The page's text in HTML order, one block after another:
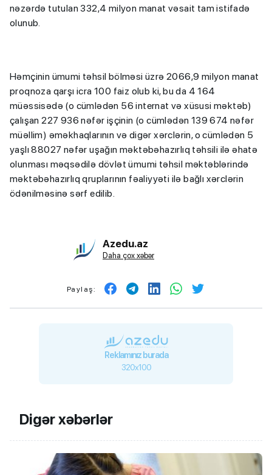
nəzərdə tutulan 332,4 milyon manat vəsait tam istifadə
olunub.
Həmçinin ümumi təhsil bölməsi üzrə 2066,9 milyon manat
proqnoza qarşı icra 100 faiz olub ki, bu da 4 164
müəssisədə (o cümlədən 56 internat və xüsusi məktəb)
çalışan 227 936 nəfər işçinin (o cümlədən 139 674 nəfər
müəllim) əməkhaqlarının və digər xərclərin, o cümlədən 5
yaşlı 88027 nəfər uşağın məktəbəhazırlıq təhsili ilə əhatə
olunması məqsədilə dövlət ümumi təhsil məktəblərində
məktəbəhazırlıq qruplarının fəaliyyəti ilə bağlı xərclərin
ödənilməsinə sərf edilib.
Azedu.az
Daha çox xəbər
Paylaş:
Reklamınız burada
320x100
Digər xəbərlər